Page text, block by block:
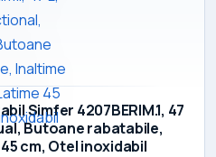
Simfer 4207BERIM.1, 47
Butoane rabatabile,
cm, Otel inoxidabil